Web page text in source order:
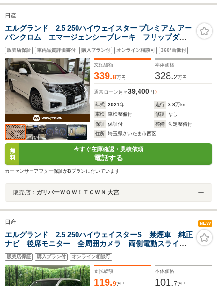
日産
エルグランド 2.5 250ハイウェイスター プレミアム アー
バンクロム エマージェンシーブレーキ フリップダウ
ンモニター 11インチメモリナビ アラウンドビューモ
ニター 両側パワースライドドア パワーバックドア
レーダークルーズコントロール LED 革シート
ETC 禁煙
販売店保証 車両品質評価書付 購入プラン付 オンライン相談可 360°画像付
支払総額
339.8万円
本体価格
328.2万円
通常ローン 月々39,400円
年式 2021年 走行 3.8万km
車検
車検整備付 修復
なし
保証
保証付 整備
法定整備付
住所
埼玉県さいたま市西区
無
料
今すぐ在庫確認・見積依頼
電話する
カーセンサーアフター保証がBプランに付いています
販売店： ガリバーＷＯＷ！ＴＯＷＮ 大宮
日産 NEW
エルグランド 2.5 250ハイウェイスターS 禁煙車 純正
ナビ 後席モニター 全周囲カメラ 両側電動スライド
ドア 100V電源 LEDヘッドランプ オートライト ハ
ーフレザーシート クルーズコントロール ETC 純正
19インチアルミ
販売店保証 購入プラン付 オンライン相談可
支払総額
119.9万円
本体価格
101.7万円